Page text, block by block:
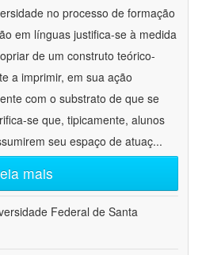
no processo de formação
em línguas justifica-se à medida
de um construto teórico-
a imprimir, em sua ação
com o substrato de que se
se que, tipicamente, alunos
seu espaço de atuaç...
mais
Federal de Santa